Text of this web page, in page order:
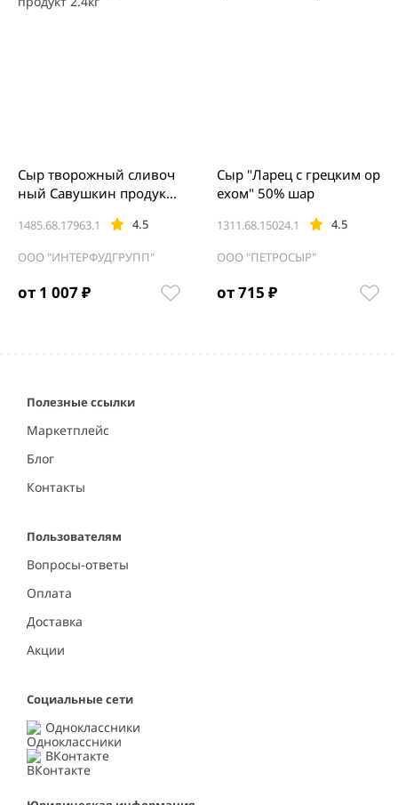
от 1 007 ₽
1485.68.17963.1 4.5
Сыр творожный сливоч
ный Савушкин продукт
ООО "ИНТЕРФУДГРУПП"
от 715 ₽
1311.68.15024.1 4.5
Сыр "Ларец с грецким ор
ехом" 50% шар
ООО "ПЕТРОСЫР"
5
Полезные ссылки
Маркетплейс
Блог
Контакты
Пользователям
Вопросы-ответы
Оплата
Доставка
Акции
Социальные сети
Одноклассники
ВКонтакте